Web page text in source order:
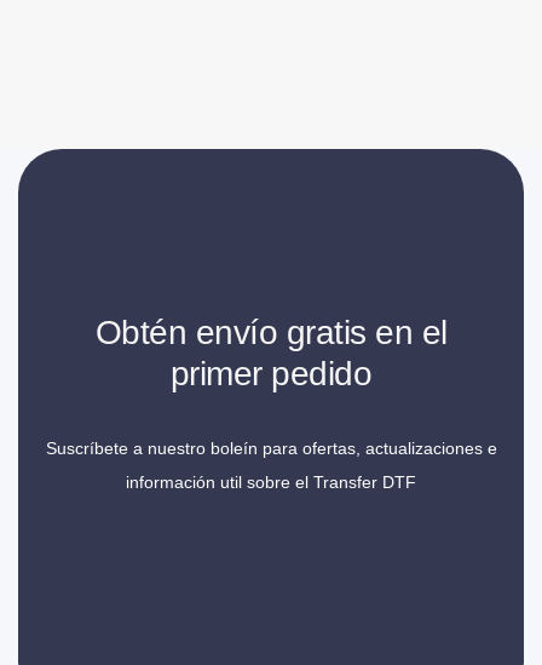
Obtén envío gratis en el
primer pedido
Suscríbete a nuestro boleín para ofertas, actualizaciones e
información util sobre el Transfer DTF